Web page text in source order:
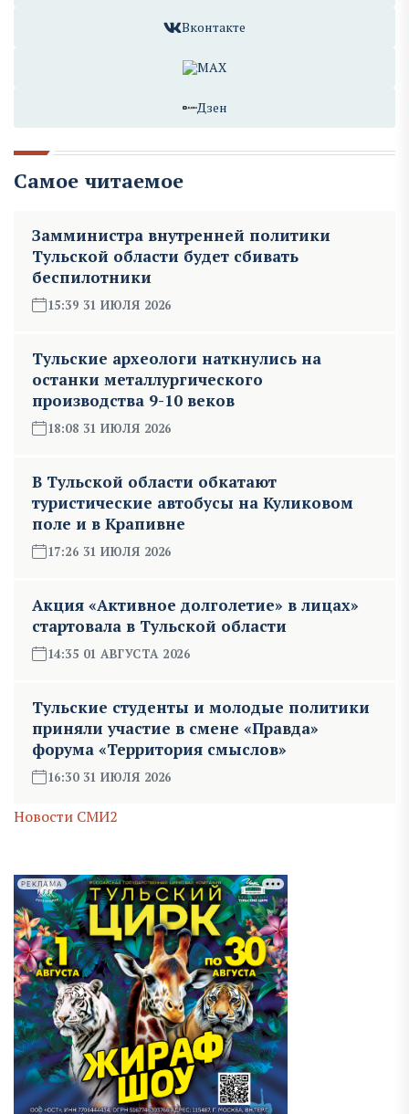
Вконтакте
MAX
Дзен
Самое читаемое
Замминистра внутренней политики
Тульской области будет сбивать
беспилотники
15:39 31 ИЮЛЯ 2026
Тульские археологи наткнулись на
останки металлургического
производства 9-10 веков
18:08 31 ИЮЛЯ 2026
В Тульской области обкатают
туристические автобусы на Куликовом
поле и в Крапивне
17:26 31 ИЮЛЯ 2026
Акция «Активное долголетие» в лицах»
стартовала в Тульской области
14:35 01 АВГУСТА 2026
Тульские студенты и молодые политики
приняли участие в смене «Правда»
форума «Территория смыслов»
16:30 31 ИЮЛЯ 2026
Новости СМИ2
РЕКЛАМА